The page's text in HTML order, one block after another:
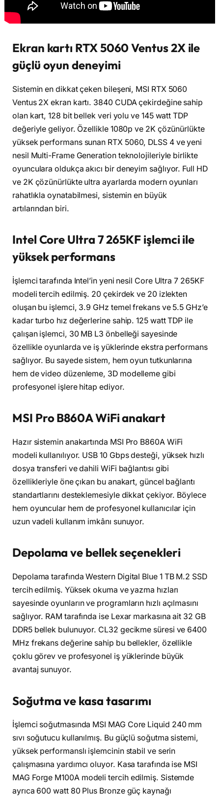
Ekran kartı RTX 5060 Ventus 2X ile
güçlü oyun deneyimi
Sistemin en dikkat çeken bileşeni, MSI RTX 5060
Ventus 2X ekran kartı. 3840 CUDA çekirdeğine sahip
olan kart, 128 bit bellek veri yolu ve 145 watt TDP
değeriyle geliyor. Özellikle 1080p ve 2K çözünürlükte
yüksek performans sunan RTX 5060, DLSS 4 ve yeni
nesil Multi-Frame Generation teknolojileriyle birlikte
oyunculara oldukça akıcı bir deneyim sağlıyor. Full HD
ve 2K çözünürlükte ultra ayarlarda modern oyunları
rahatlıkla oynatabilmesi, sistemin en büyük
artılarından biri.
Intel Core Ultra 7 265KF işlemci ile
yüksek performans
İşlemci tarafında Intel’in yeni nesil Core Ultra 7 265KF
modeli tercih edilmiş. 20 çekirdek ve 20 izlekten
oluşan bu işlemci, 3.9 GHz temel frekans ve 5.5 GHz’e
kadar turbo hız değerlerine sahip. 125 watt TDP ile
çalışan işlemci, 30 MB L3 önbelleği sayesinde
özellikle oyunlarda ve iş yüklerinde ekstra performans
sağlıyor. Bu sayede sistem, hem oyun tutkunlarına
hem de video düzenleme, 3D modelleme gibi
profesyonel işlere hitap ediyor.
MSI Pro B860A WiFi anakart
Hazır sistemin anakartında MSI Pro B860A WiFi
modeli kullanılıyor. USB 10 Gbps desteği, yüksek hızlı
dosya transferi ve dahili WiFi bağlantısı gibi
özellikleriyle öne çıkan bu anakart, güncel bağlantı
standartlarını desteklemesiyle dikkat çekiyor. Böylece
hem oyuncular hem de profesyonel kullanıcılar için
uzun vadeli kullanım imkânı sunuyor.
Depolama ve bellek seçenekleri
Depolama tarafında Western Digital Blue 1 TB M.2 SSD
tercih edilmiş. Yüksek okuma ve yazma hızları
sayesinde oyunların ve programların hızlı açılmasını
sağlıyor. RAM tarafında ise Lexar markasına ait 32 GB
DDR5 bellek bulunuyor. CL32 gecikme süresi ve 6400
MHz frekans değerine sahip bu bellekler, özellikle
çoklu görev ve profesyonel iş yüklerinde büyük
avantaj sunuyor.
Soğutma ve kasa tasarımı
İşlemci soğutmasında MSI MAG Core Liquid 240 mm
sıvı soğutucu kullanılmış. Bu güçlü soğutma sistemi,
yüksek performanslı işlemcinin stabil ve serin
çalışmasına yardımcı oluyor. Kasa tarafında ise MSI
MAG Forge M100A modeli tercih edilmiş. Sistemde
ayrıca 600 watt 80 Plus Bronze güç kaynağı